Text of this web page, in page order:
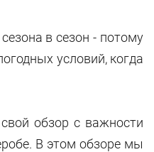
в сезон - потому
условий, когда
обзор с важности
В этом обзоре мы